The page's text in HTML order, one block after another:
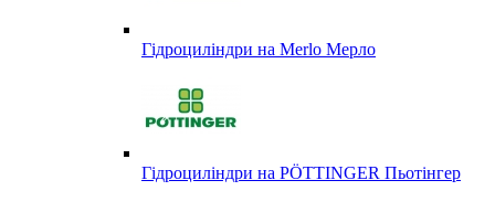
Гідроциліндри на Merlo Мерло
Гідроциліндри на PÖTTINGER Пьотінгер